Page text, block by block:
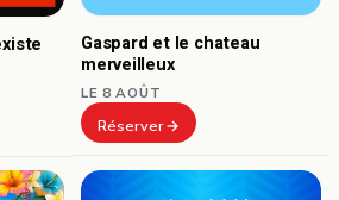
Gaspard et le chateau
merveilleux
LE 8 AOÛT
Réserver